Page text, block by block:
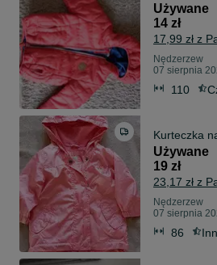
Używane
14 zł
17,99 zł z
Nędzerzew
07 sierpnia
110
Używane
19 zł
23,17 zł z
Nędzerzew
07 sierpnia
86